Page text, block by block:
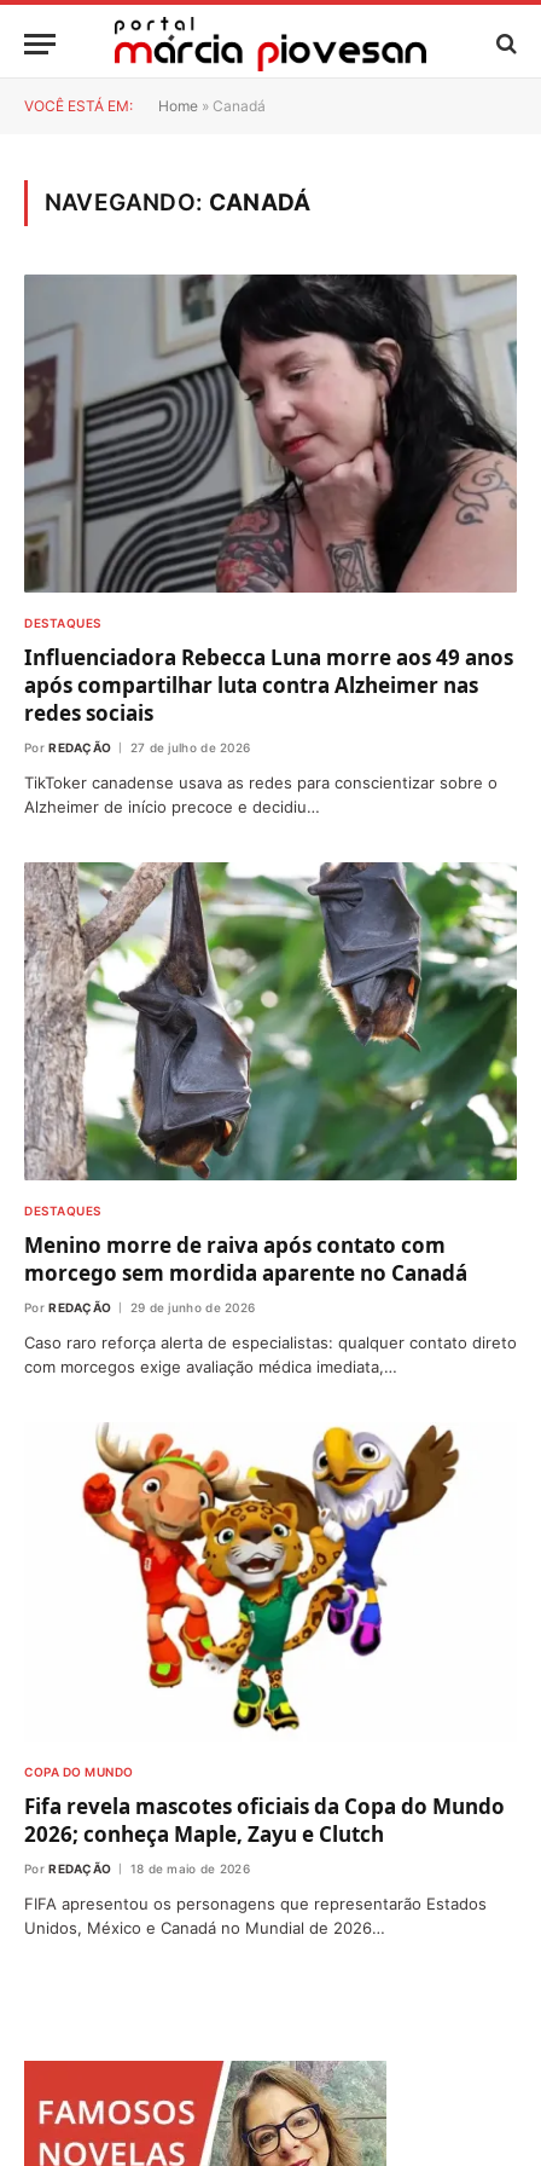
VOCÊ ESTÁ EM: Home » Canadá
NAVEGANDO: CANADÁ
DESTAQUES
Influenciadora Rebecca Luna morre aos 49 anos
após compartilhar luta contra Alzheimer nas
redes sociais
Por REDAÇÃO 27 de julho de 2026
TikToker canadense usava as redes para conscientizar sobre o
Alzheimer de início precoce e decidiu…
DESTAQUES
Menino morre de raiva após contato com
morcego sem mordida aparente no Canadá
Por REDAÇÃO 29 de junho de 2026
Caso raro reforça alerta de especialistas: qualquer contato direto
com morcegos exige avaliação médica imediata,…
COPA DO MUNDO
Fifa revela mascotes oficiais da Copa do Mundo
2026; conheça Maple, Zayu e Clutch
Por REDAÇÃO 18 de maio de 2026
FIFA apresentou os personagens que representarão Estados
Unidos, México e Canadá no Mundial de 2026…